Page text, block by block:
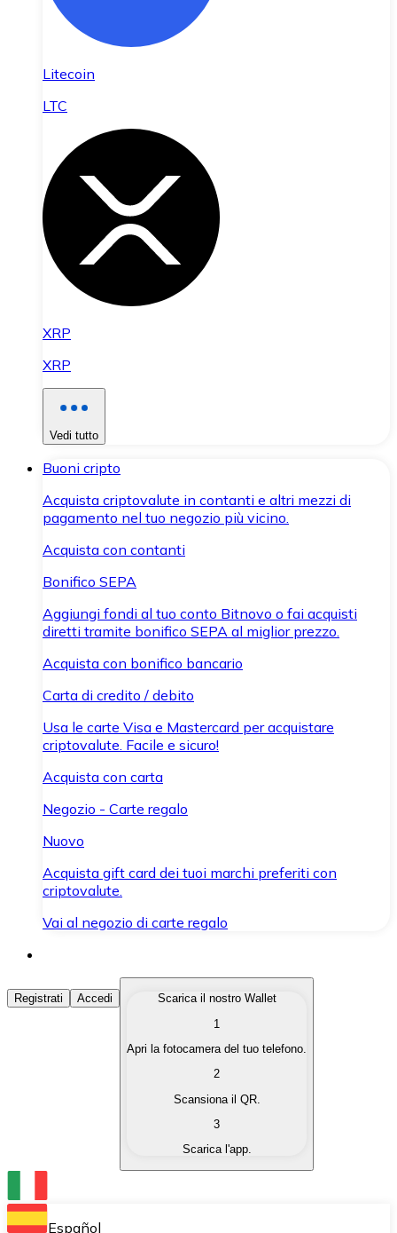
Litecoin
LTC
XRP
XRP
Vedi tutto
Buoni cripto
Acquista criptovalute in contanti e altri mezzi di
pagamento nel tuo negozio più vicino.
Acquista con contanti
Bonifico SEPA
Aggiungi fondi al tuo conto Bitnovo o fai acquisti
diretti tramite bonifico SEPA al miglior prezzo.
Acquista con bonifico bancario
Carta di credito / debito
Usa le carte Visa e Mastercard per acquistare
criptovalute. Facile e sicuro!
Acquista con carta
Negozio - Carte regalo
Nuovo
Acquista gift card dei tuoi marchi preferiti con
criptovalute.
Vai al negozio di carte regalo
Acquista Criptovalute
Acquista le criptovalute che ti interessano in modo
Converti le tue criptovalute in valuta fiat quando ne
Scambia una criptovaluta con un'altra
Conserva le tue cripto in un Wallet self-custodial.
Registrati Accedi
Scarica il nostro Wallet
1
Apri la fotocamera del tuo telefono.
2
Scansiona il QR.
3
Scarica l'app.
Español